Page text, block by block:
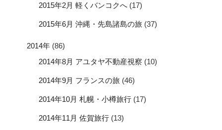
2015年2月 軽くバンコクへ (17)
2015年6月 沖縄・先島諸島の旅 (37)
2014年 (86)
2014年8月 アユタヤ不動産視察 (10)
2014年9月 フランスの旅 (46)
2014年10月 札幌・小樽旅行 (17)
2014年11月 佐賀旅行 (13)